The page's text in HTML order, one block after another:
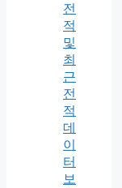
전
적
및
최
근
전
적
데
이
터
보